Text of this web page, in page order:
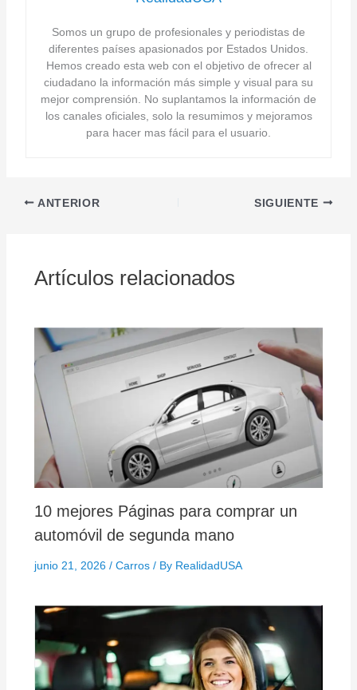
Somos un grupo de profesionales y periodistas de
diferentes países apasionados por Estados Unidos.
Hemos creado esta web con el objetivo de ofrecer al
ciudadano la información más simple y visual para su
mejor comprensión. No suplantamos la información de
los canales oficiales, solo la resumimos y mejoramos
para hacer mas fácil para el usuario.
ANTERIOR SIGUIENTE
Artículos relacionados
10 mejores Páginas para comprar un
automóvil de segunda mano
junio 21, 2026 / Carros/ By RealidadUSA